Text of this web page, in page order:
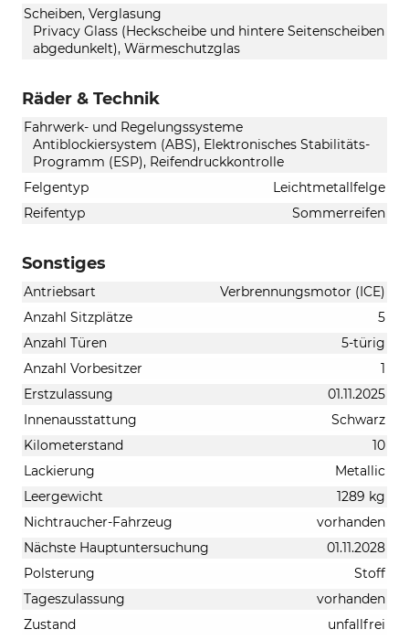
Scheiben, Verglasung
Privacy Glass (Heckscheibe und hintere Seitenscheiben
abgedunkelt), Wärmeschutzglas
Räder & Technik
Fahrwerk- und Regelungssysteme
Antiblockiersystem (ABS), Elektronisches Stabilitäts-
Programm (ESP), Reifendruckkontrolle
Felgentyp
Leichtmetallfelge
Reifentyp
Sommerreifen
Sonstiges
Antriebsart
Verbrennungsmotor (ICE)
Anzahl Sitzplätze
5
Anzahl Türen
5-türig
Anzahl Vorbesitzer
1
Erstzulassung
01.11.2025
Innenausstattung
Schwarz
Kilometerstand
10
Lackierung
Metallic
Leergewicht
1289 kg
Nichtraucher-Fahrzeug
vorhanden
Nächste Hauptuntersuchung
01.11.2028
Polsterung
Stoff
Tageszulassung
vorhanden
Zustand
unfallfrei